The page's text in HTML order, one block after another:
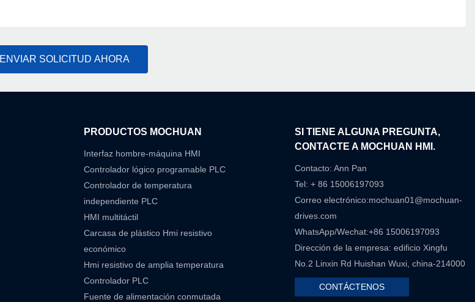
ENVIAR SOLICITUD AHORA
PRODUCTOS MOCHUAN
Interfaz hombre-máquina HMI
Controlador lógico programable PLC
Controlador de temperatura
independiente PLC
HMI multitáctil
Carcasa de plástico Hmi resistivo
económico
Hmi resistivo de amplia temperatura
Controlador PLC
Fuente de alimentación conmutada
SI TIENE ALGUNA PREGUNTA,
CONTACTE A MOCHUAN HMI.
Contacto: Ann Pan
Tel: + 86 15006197093
Correo electrónico:mochuan01@mochuan-
drives.com
WhatsApp/Wechat:+86 15006197093
Dirección de la empresa: edificio Xingfu
No.2 Linxin Rd Huishan Wuxi, china-214000
CONTÁCTENOS